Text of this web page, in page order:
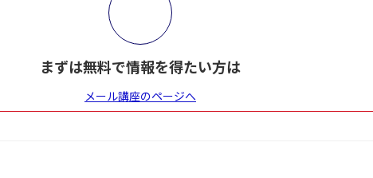
まずは無料で情報を得たい方は
メール講座のページへ